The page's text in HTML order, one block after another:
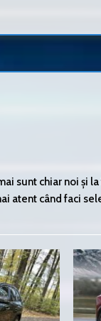
sunt chiar noi și
atent când faci